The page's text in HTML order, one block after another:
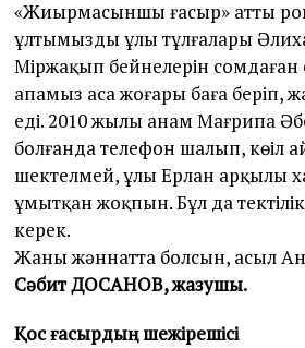
«Жиырмасыншы ғасыр» атты
ұлтымыздың ұлы тұлғалары
Міржақып бейнелерін сомдаған
апамыз аса жоғары баға беріп,
еді. 2010 жылы анам Мағрипа
болғанда телефон шалып, көңіл
шектелмей, ұлы Ерлан арқылы
ұмытқан жоқпын. Бұл да
керек.
Жаның жәннатта болсын, асыл
Сәбит ДОСАНОВ, жазушы.
Қос ғасырдың шежірешісі